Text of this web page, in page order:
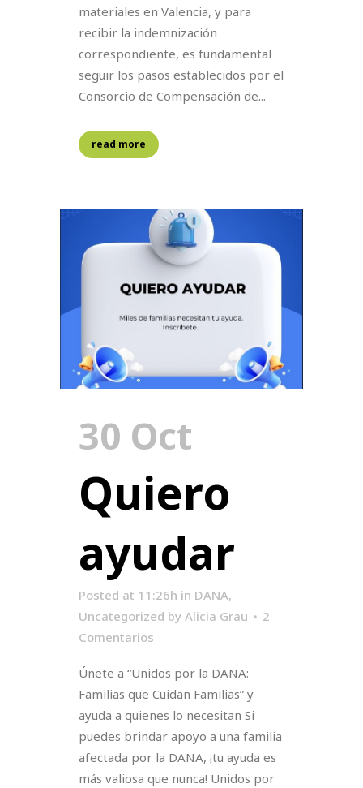
materiales en Valencia, y para
recibir la indemnización
correspondiente, es fundamental
seguir los pasos establecidos por el
Consorcio de Compensación de...
read more
30 Oct
Quiero
ayudar
Posted at 11:26h in DANA,
Uncategorized by Alicia Grau
2
Comentarios
Únete a “Unidos por la DANA:
Familias que Cuidan Familias” y
ayuda a quienes lo necesitan Si
puedes brindar apoyo a una familia
afectada por la DANA, ¡tu ayuda es
más valiosa que nunca! Unidos por